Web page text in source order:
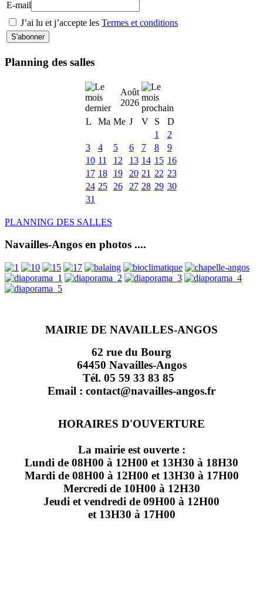
E-mail
J’ai lu et j’accepte les Termes et conditions
Planning des salles
Août
2026
L
Ma Me J V S
D
1
2
3
4 5 6 7 8
9
10 11 12 13 14 15 16
17 18 19 20 21 22 23
24 25 26 27 28 29 30
31
PLANNING DES SALLES
Navailles-Angos en photos ....
MAIRIE DE NAVAILLES-ANGOS
62 rue du Bourg
64450 Navailles-Angos
Tél. 05 59 33 83 85
Email : contact@navailles-angos.fr
HORAIRES D'OUVERTURE
La mairie est ouverte :
Lundi de 08H00 à 12H00 et 13H30 à 18H30
Mardi de 08H00 à 12H00 et 13H30 à 17H00
Mercredi de 10H00 à 12H30
Jeudi et vendredi de 09H00 à 12H00
et 13H30 à 17H00